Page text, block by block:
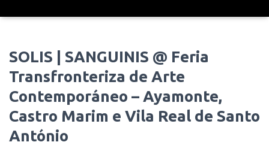
E
V
E
SOLIS | SANGUINIS @ Feria
Transfronteriza de Arte
Contemporáneo – Ayamonte,
Castro Marim e Vila Real de Santo
António